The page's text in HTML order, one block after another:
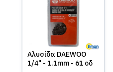
Αλυσίδα DΑΕWOO
1/4" - 1.1mm - 61 οδ